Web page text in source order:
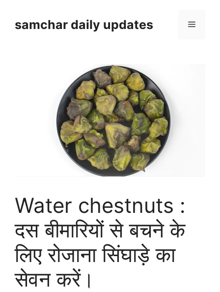
contentsamchar daily updates Menu
Water chestnuts :
दस बीमारियों से बचने के
लिए रोजाना सिंघाड़े का
सेवन करें।